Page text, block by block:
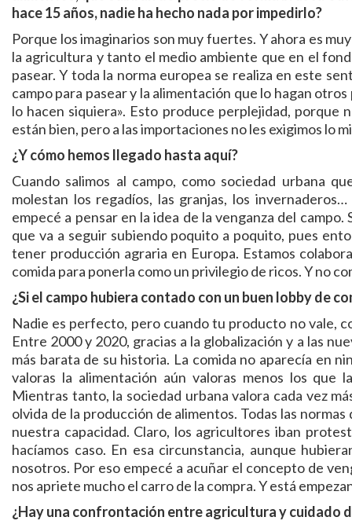
hace 15 años, nadie ha hecho nada por impedirlo?
Porque los imaginarios son muy fuertes. Y ahora es
la agricultura y tanto el medio ambiente que en el
pasear. Y toda la norma europea se realiza en este
campo para pasear y la alimentación que lo hagan
lo hacen siquiera». Esto produce perplejidad, porque
están bien, pero a las importaciones no les exigimos lo
¿Y cómo hemos llegado hasta aquí?
Cuando salimos al campo, como sociedad urbana
molestan los regadíos, las granjas, los
empecé a pensar en la idea de la venganza del
que va a seguir subiendo poquito a poquito, pues
tener producción agraria en Europa. Estamos
comida para ponerla como un privilegio de ricos. Y no
¿Si el campo hubiera contado con un buen lobby de
Nadie es perfecto, pero cuando tu producto no vale,
Entre 2000 y 2020, gracias a la globalización y a las
más barata de su historia. La comida no aparecía en
valoras la alimentación aún valoras menos los que
Mientras tanto, la sociedad urbana valora cada vez
olvida de la producción de alimentos. Todas las
nuestra capacidad. Claro, los agricultores iban
hacíamos caso. En esa circunstancia, aunque
nosotros. Por eso empecé a acuñar el concepto de
nos apriete mucho el carro de la compra. Y está
¿Hay una confrontación entre agricultura y cuidado